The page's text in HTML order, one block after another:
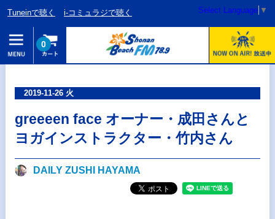
Tuneinで聴く i-コミュラジで聴く Select Language ▼
0
2019-11-26 火
greeeen face オーナー・成田さんと
ヨガインストラクター・竹内さん
DAILY ZUSHI HAYAMA